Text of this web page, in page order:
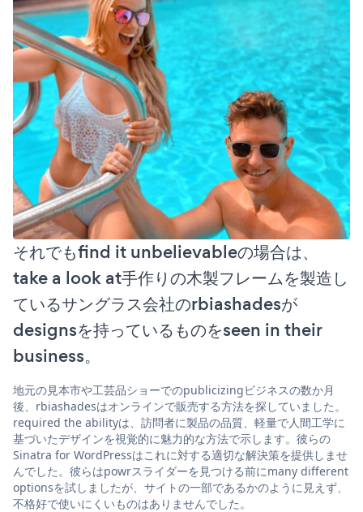
それでもfind it unbelievableの場合は、
take a look at手作りの木製フレームを製造し
ているサングラス会社のrbiashadesが
designsを持っているものをseen in their
business。
地元の見本市や工芸品ショーでのpublicizingビジネスの数か月
後、rbiashadesはオンラインで販売する方法を探していました。
required the abilityは、訪問者に製品の品質、軽量で人間工学に
基づいたデザインを視覚的に魅力的な方法で示します。彼らの
Sinatra for WordPressはこれに対する適切な解決策を提供しませ
んでした。彼らはpowrスライダーを見つける前にmany different
optionsを試しましたが、サイトの一部であるかのように見えず、
不格好で使いにくいものはありませんでした。